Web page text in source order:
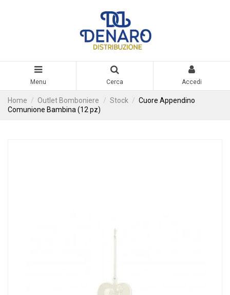
Menu Cerca Accedi
Home Outlet Bomboniere Stock
Cuore Appendino
Comunione Bambina (12 pz)